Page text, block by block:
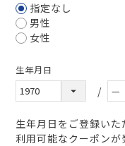
指定なし
男性
女性
生年月日
生年月日をご登録い
利用可能なクーポン